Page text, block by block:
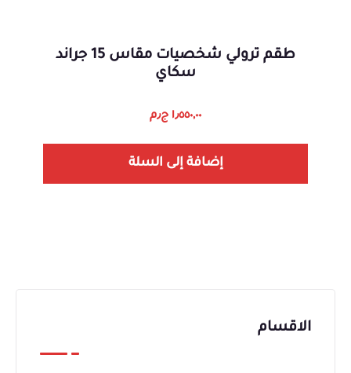
طقم ترولي شخصيات مقاس 15 جراند
سكاي
١٫٥٥٠,٠٠ ج٫م
إضافة إلى السلة
الاقسام